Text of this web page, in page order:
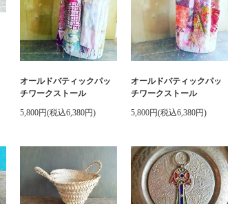
オールドバティックパッ
チワークストール
5,800円(税込6,380円)
オールドバティックパッ
チワークストール
5,800円(税込6,380円)